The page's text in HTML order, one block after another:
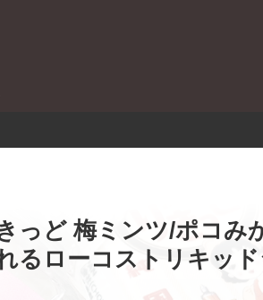
っど 梅ミンツ/ポコみ
るローコストリキッ